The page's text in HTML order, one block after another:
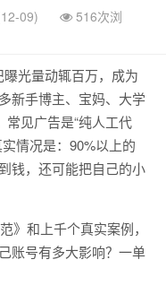
09)
516次浏
光量动辄百万，成为
新手博主、宝妈、大学
常见广告是“纯人工代
情况是：90%以上的
钱，还可能把自己的小
》和上千个真实案例，
账号有多大影响？一单